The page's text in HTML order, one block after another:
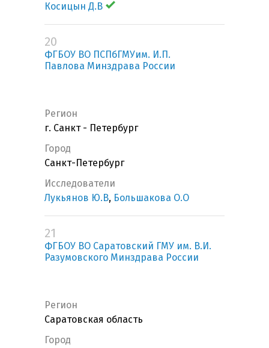
Косицын Д.В
20
ФГБОУ ВО ПСПбГМУим. И.П.
Павлова Минздрава России
Регион
г. Санкт - Петербург
Город
Санкт-Петербург
Исследователи
Лукьянов Ю.В, Большакова О.О
21
ФГБОУ ВО Саратовский ГМУ им. В.И.
Разумовского Минздрава России
Регион
Саратовская область
Город